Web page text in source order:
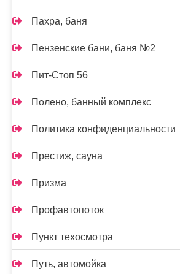
Пахра, баня
Пензенские бани, баня №2
Пит-Стоп 56
Полено, банный комплекс
Политика конфиденциальности
Престиж, сауна
Призма
Профавтопоток
Пункт техосмотра
Путь, автомойка